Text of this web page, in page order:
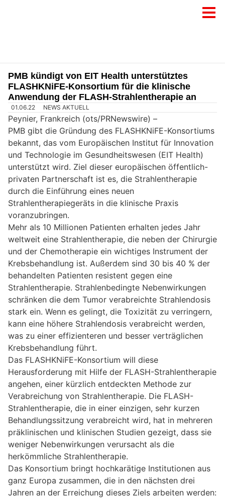
PMB kündigt von EIT Health unterstütztes
FLASHKNiFE-Konsortium für die klinische
Anwendung der FLASH-Strahlentherapie an
01.06.22 NEWS AKTUELL
Peynier, Frankreich (ots/PRNewswire) –
PMB gibt die Gründung des FLASHKNiFE-Konsortiums
bekannt, das vom Europäischen Institut für Innovation
und Technologie im Gesundheitswesen (EIT Health)
unterstützt wird. Ziel dieser europäischen öffentlich-
privaten Partnerschaft ist es, die Strahlentherapie
durch die Einführung eines neuen
Strahlentherapiegeräts in die klinische Praxis
voranzubringen.
Mehr als 10 Millionen Patienten erhalten jedes Jahr
weltweit eine Strahlentherapie, die neben der Chirurgie
und der Chemotherapie ein wichtiges Instrument der
Krebsbehandlung ist. Außerdem sind 30 bis 40 % der
behandelten Patienten resistent gegen eine
Strahlentherapie. Strahlenbedingte Nebenwirkungen
schränken die dem Tumor verabreichte Strahlendosis
stark ein. Wenn es gelingt, die Toxizität zu verringern,
kann eine höhere Strahlendosis verabreicht werden,
was zu einer effizienteren und besser verträglichen
Krebsbehandlung führt.
Das FLASHKNiFE-Konsortium will diese
Herausforderung mit Hilfe der FLASH-Strahlentherapie
angehen, einer kürzlich entdeckten Methode zur
Verabreichung von Strahlentherapie. Die FLASH-
Strahlentherapie, die in einer einzigen, sehr kurzen
Behandlungssitzung verabreicht wird, hat in mehreren
präklinischen und klinischen Studien gezeigt, dass sie
weniger Nebenwirkungen verursacht als die
herkömmliche Strahlentherapie.
Das Konsortium bringt hochkarätige Institutionen aus
ganz Europa zusammen, die in den nächsten drei
Jahren an der Erreichung dieses Ziels arbeiten werden: